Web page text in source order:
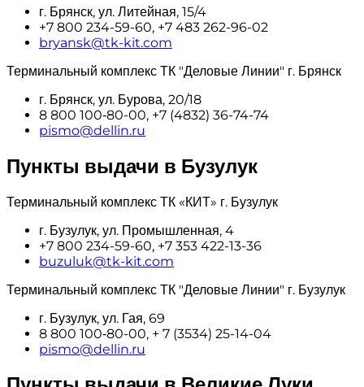
г. Брянск, ул. Литейная, 15/4
+7 800 234-59-60, +7 483 262-96-02
bryansk@tk-kit.com
Терминальный комплекс ТК "Деловые Линии" г. Брянск
г. Брянск, ул. Бурова, 20/18
8 800 100‑80-00, +7 (4832) 36-74-74
pismo@dellin.ru
Пункты выдачи в Бузулук
Терминальный комплекс ТК «КИТ» г. Бузулук
г. Бузулук, ул. Промышленная, 4
+7 800 234-59-60, +7 353 422-13-36
buzuluk@tk-kit.com
Терминальный комплекс ТК "Деловые Линии" г. Бузулук
г. Бузулук, ул. Гая, 69
8 800 100‑80-00, + 7 (3534) 25-14-04
pismo@dellin.ru